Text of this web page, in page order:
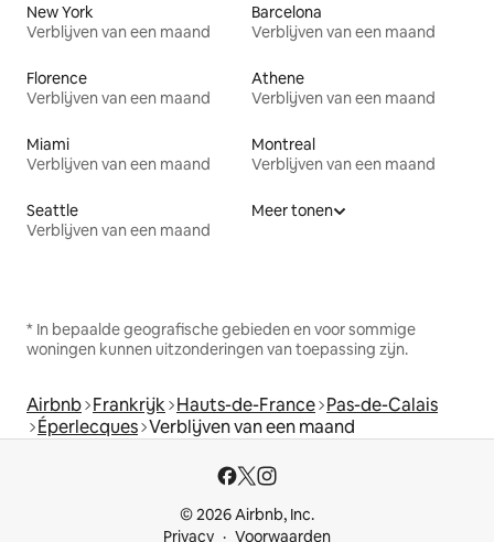
New York
Verblijven van een maand
Barcelona
Verblijven van een maand
Florence
Verblijven van een maand
Athene
Verblijven van een maand
Miami
Verblijven van een maand
Montreal
Verblijven van een maand
Seattle
Verblijven van een maand
Meer tonen
* In bepaalde geografische gebieden en voor sommige
woningen kunnen uitzonderingen van toepassing zijn.
Airbnb Frankrijk Hauts-de-France Pas-de-Calais
Éperlecques Verblijven van een maand
© 2026 Airbnb, Inc.
Privacy
Voorwaarden